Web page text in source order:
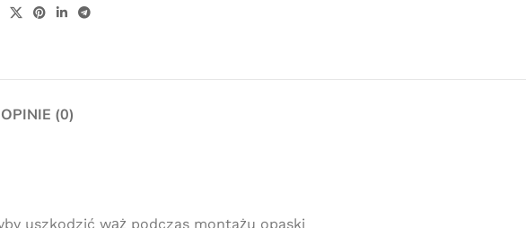
OPINIE (0)
uszkodzić wąż podczas montażu opaski